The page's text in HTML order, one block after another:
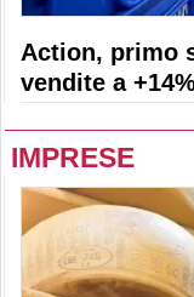
Action, primo
vendite a
IMPRESE